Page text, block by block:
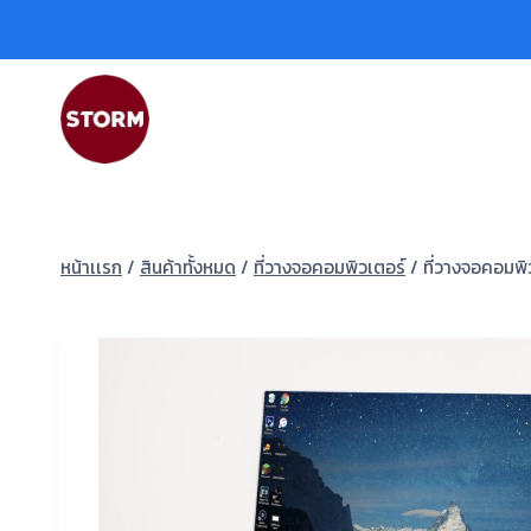
หน้าเเรก / สินค้าทั้งหมด / ที่วางจอคอมพิวเตอร์/ ที่วางจอคอม